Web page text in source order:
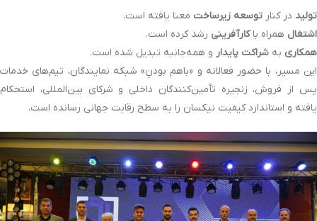
تولید در کنار توسعه زیرساخت معنا یافته است.
اشتغال همراه باکارآفرینی رشد کرده است.
همکاری به شراکت پایدار و همه‌جانبه تبدیل شده است.
این مسیر، با حضور فعالانه و «باهم بودنِ» شبکه نمایندگان، تیم‌های خدمات
پس از فروش، زنجیره تأمین‌کنندگان داخلی و شرکای بین‌المللی، استحکام
یافته و استاندارد کیفیت نیکسان را به سطح رقابت جهانی رسانده است.